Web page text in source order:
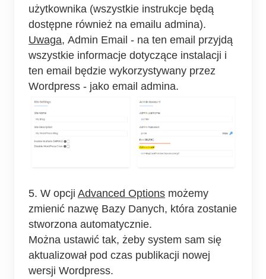
użytkownika (wszystkie instrukcje będą
dostępne również na emailu admina).
Uwaga, Admin Email - na ten email przyjdą
wszystkie informacje dotyczące instalacji i
ten email będzie wykorzystywany przez
Wordpress - jako email admina.
5. W opcji Advanced Options możemy
zmienić nazwę Bazy Danych, która zostanie
stworzona automatycznie.
Można ustawić tak, żeby system sam się
aktualizował pod czas publikacji nowej
wersji Wordpress.